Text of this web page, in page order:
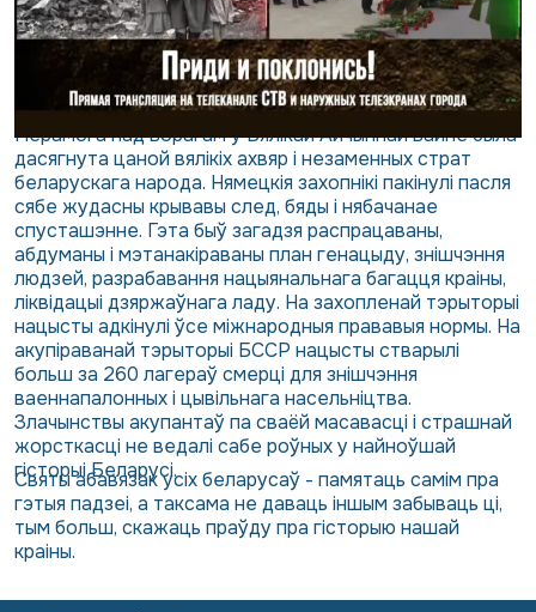
Перамога над ворагам у Вялікай Айчыннай вайне была
дасягнута цаной вялікіх ахвяр і незаменных страт
беларускага народа. Нямецкія захопнікі пакінулі пасля
сябе жудасны крывавы след, бяды і нябачанае
спусташэнне. Гэта быў загадзя распрацаваны,
абдуманы і мэтанакіраваны план генацыду, знішчэння
людзей, разрабавання нацыянальнага багацця краіны,
ліквідацыі дзяржаўнага ладу. На захопленай тэрыторыі
нацысты адкінулі ўсе міжнародныя прававыя нормы. На
акупіраванай тэрыторыі БССР нацысты стварылі
больш за 260 лагераў смерці для знішчэння
ваеннапалонных і цывільнага насельніцтва.
Злачынствы акупантаў па сваёй масавасці і страшнай
жорсткасці не ведалі сабе роўных у найноўшай
гісторыі Беларусі.
Святы абавязак усіх беларусаў - памятаць самім пра
гэтыя падзеі, а таксама не даваць іншым забываць ці,
тым больш, скажаць праўду пра гісторыю нашай
краіны.